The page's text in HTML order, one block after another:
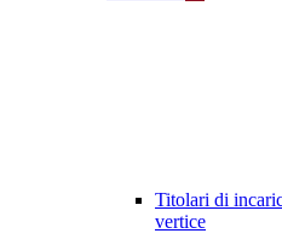
Titolari di
vertice